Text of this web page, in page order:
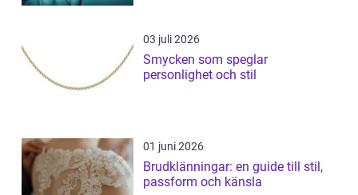
03 juli 2026
Smycken som speglar
personlighet och stil
01 juni 2026
Brudklänningar: en guide till stil,
passform och känsla